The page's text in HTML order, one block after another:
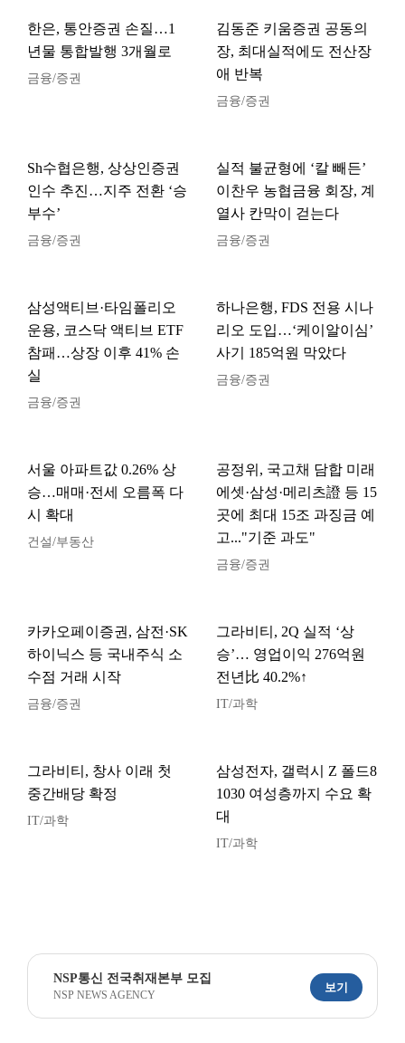
한은, 통안증권 손질…1
년물 통합발행 3개월로
금융/증권
김동준 키움증권 공동의
장, 최대실적에도 전산장
애 반복
금융/증권
Sh수협은행, 상상인증권
인수 추진…지주 전환 ‘승
부수’
금융/증권
실적 불균형에 ‘칼 빼든’
이찬우 농협금융 회장, 계
열사 칸막이 걷는다
금융/증권
삼성액티브·타임폴리오
운용, 코스닥 액티브 ETF
참패…상장 이후 41% 손
실
금융/증권
하나은행, FDS 전용 시나
리오 도입…‘케이알이심’
사기 185억원 막았다
금융/증권
서울 아파트값 0.26% 상
승…매매·전세 오름폭 다
시 확대
건설/부동산
공정위, 국고채 담합 미래
에셋·삼성·메리츠證 등 15
곳에 최대 15조 과징금 예
고..."기준 과도"
금융/증권
카카오페이증권, 삼전·SK
하이닉스 등 국내주식 소
수점 거래 시작
금융/증권
그라비티, 2Q 실적 ‘상
승’… 영업이익 276억원
전년比 40.2%↑
IT/과학
그라비티, 창사 이래 첫
중간배당 확정
IT/과학
삼성전자, 갤럭시 Z 폴드8
1030 여성층까지 수요 확
대
IT/과학
NSP통신 전국취재본부 모집
NSP NEWS AGENCY
보기